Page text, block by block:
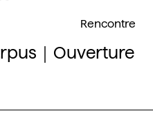
｜Ouverture
Rencontre